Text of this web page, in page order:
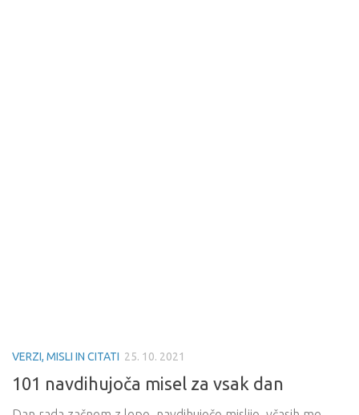
VERZI, MISLI IN CITATI 25. 10. 2021
101 navdihujoča misel za vsak dan